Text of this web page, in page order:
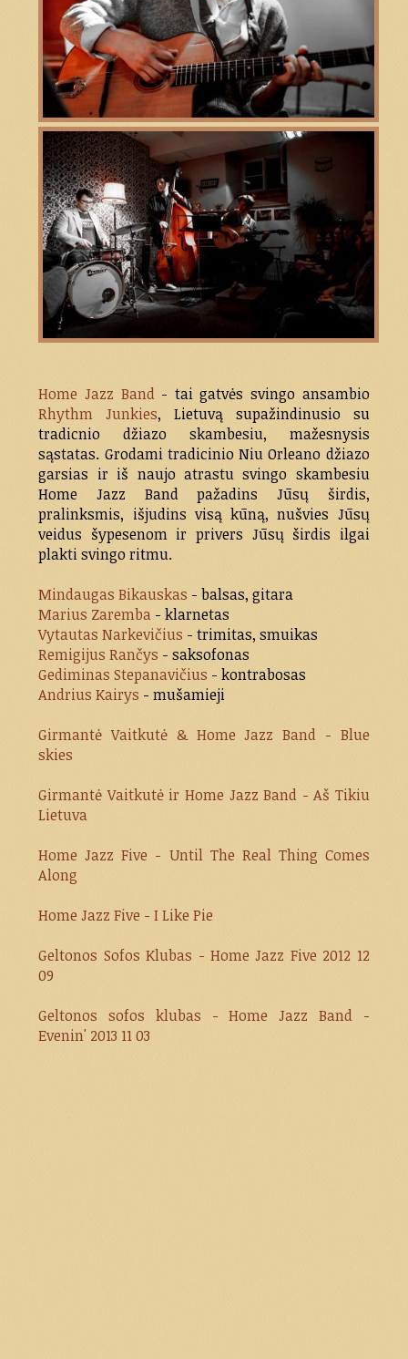
Home Jazz Band - tai gatvės svingo ansambio
Rhythm Junkies, Lietuvą supažindinusio su
tradicnio džiazo skambesiu, mažesnysis
sąstatas. Grodami tradicinio Niu Orleano džiazo
garsias ir iš naujo atrastu svingo skambesiu
Home Jazz Band pažadins Jūsų širdis,
pralinksmis, išjudins visą kūną, nušvies Jūsų
veidus šypesenom ir privers Jūsų širdis ilgai
plakti svingo ritmu.
Mindaugas Bikauskas - balsas, gitara
Marius Zaremba - klarnetas
Vytautas Narkevičius - trimitas, smuikas
Remigijus Rančys - saksofonas
Gediminas Stepanavičius - kontrabosas
Andrius Kairys - mušamieji
Girmantė Vaitkutė & Home Jazz Band - Blue
skies
Girmantė Vaitkutė ir Home Jazz Band - Aš Tikiu
Lietuva
Home Jazz Five - Until The Real Thing Comes
Along
Home Jazz Five - I Like Pie
Geltonos Sofos Klubas - Home Jazz Five 2012 12
09
Geltonos sofos klubas - Home Jazz Band -
Evenin' 2013 11 03